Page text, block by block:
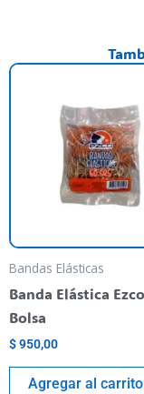
Bandas Elásticas
Banda Elástica
Bolsa
$950,00
Agregar al carrito